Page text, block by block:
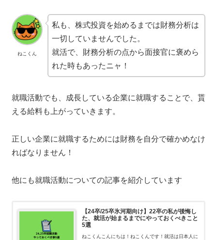
ねこくん
私も、株式投資を始めるまでは財務分析は
一切していませんでした。
就活で、財務分析の点から面接官に褒めら
れた時もあったニャ！
就職活動でも、成長している企業に就職することで、貰
える給料も上がっていきます。
正しい企業に就職するためには財務を自分で確かめなけ
ればなりません！
他にも就職活動についての記事を紹介しています
【24卒/25卒氷河期向け】22卒の私が後悔し
た、就活が始まるまでにやっておくべきこと
5選
ねこくんこんにちは！ねこくんです！就活は日本人に